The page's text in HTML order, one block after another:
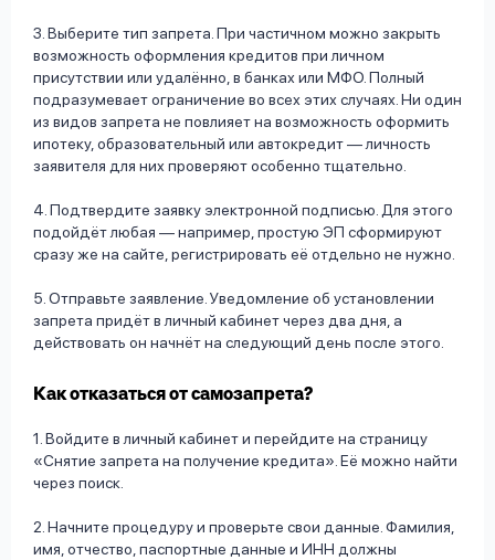
3. Выберите тип запрета. При частичном можно закрыть
возможность оформления кредитов при личном
присутствии или удалённо, в банках или МФО. Полный
подразумевает ограничение во всех этих случаях. Ни один
из видов запрета не повлияет на возможность оформить
ипотеку, образовательный или автокредит — личность
заявителя для них проверяют особенно тщательно.
4. Подтвердите заявку электронной подписью. Для этого
подойдёт любая — например, простую ЭП сформируют
сразу же на сайте, регистрировать её отдельно не нужно.
5. Отправьте заявление. Уведомление об установлении
запрета придёт в личный кабинет через два дня, а
действовать он начнёт на следующий день после этого.
Как отказаться от самозапрета?
1. Войдите в личный кабинет и перейдите на страницу
«Снятие запрета на получение кредита». Её можно найти
через поиск.
2. Начните процедуру и проверьте свои данные. Фамилия,
имя, отчество, паспортные данные и ИНН должны